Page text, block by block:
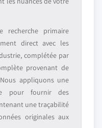
recherche primaire
direct avec les
complétée par
provenant de
appliquons une
pour fournir des
une traçabilité
originales aux